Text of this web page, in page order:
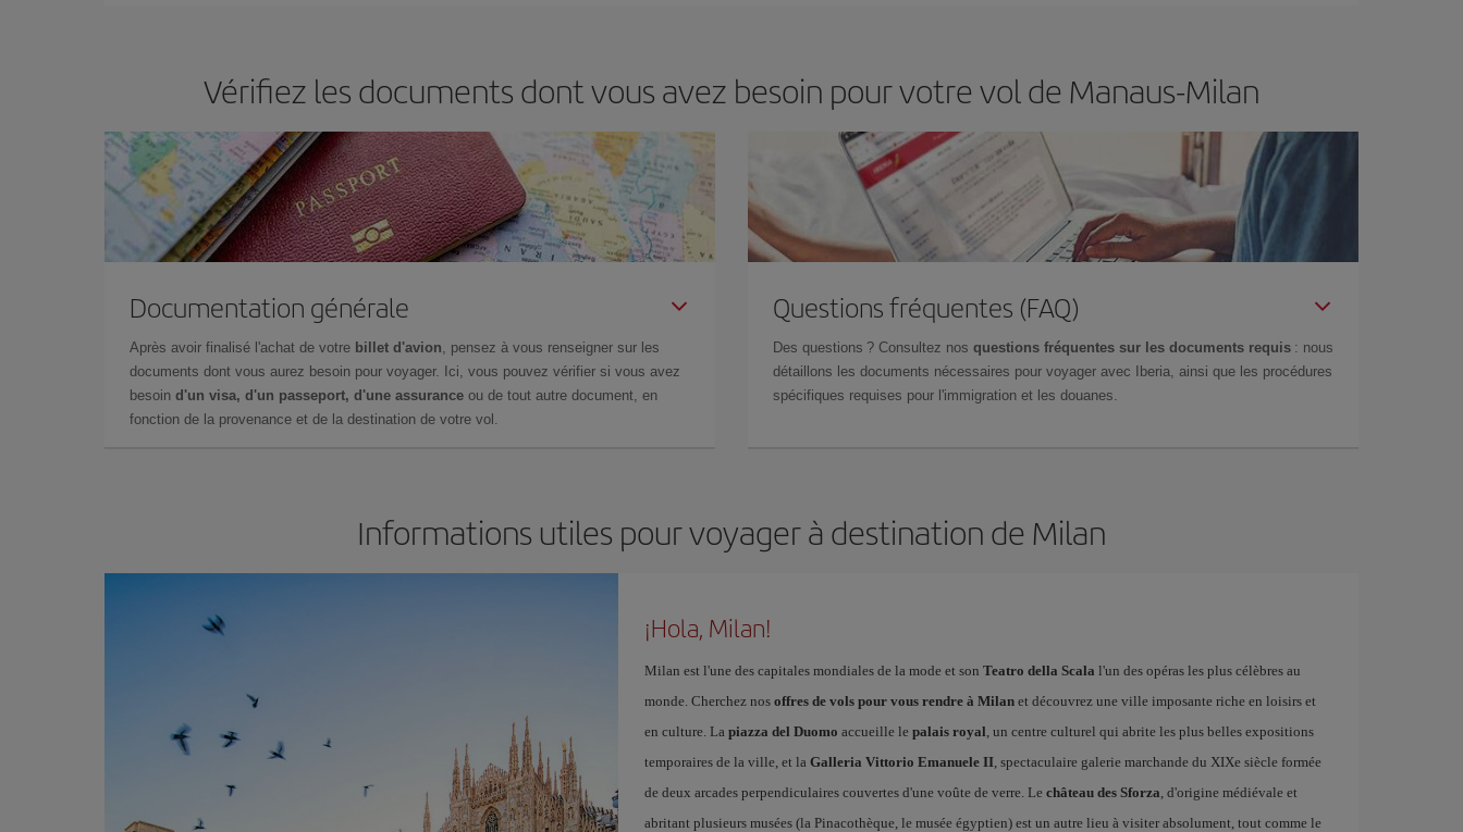
Vérifiez les documents dont vous avez besoin pour votre vol de Manaus-Milan
Documentation générale
Après avoir finalisé l'achat de votre billet d'avion, pensez à vous renseigner sur les
documents dont vous aurez besoin pour voyager. Ici, vous pouvez vérifier si vous avez
besoin d'un visa, d'un passeport, d'une assurance ou de tout autre document, en
fonction de la provenance et de la destination de votre vol.
Questions fréquentes (FAQ)
Des questions ? Consultez nos questions fréquentes sur les documents requis : nous
détaillons les documents nécessaires pour voyager avec Iberia, ainsi que les procédures
spécifiques requises pour l'immigration et les douanes.
Informations utiles pour voyager à destination de Milan
¡Hola, Milan!
Milan est l'une des capitales mondiales de la mode et son Teatro della Scala l'un des opéras les plus célèbres au
monde. Cherchez nos offres de vols pour vous rendre à Milanet découvrez une ville imposante riche en loisirs et
en culture. La piazza del Duomo accueille le palais royal, un centre culturel qui abrite les plus belles expositions
temporaires de la ville, et la Galleria Vittorio Emanuele II, spectaculaire galerie marchande du XIXe siècle formée
de deux arcades perpendiculaires couvertes d'une voûte de verre. Le château des Sforza, d'origine médiévale et
abritant plusieurs musées (la Pinacothèque, le musée égyptien) est un autre lieu à visiter absolument, tout comme le